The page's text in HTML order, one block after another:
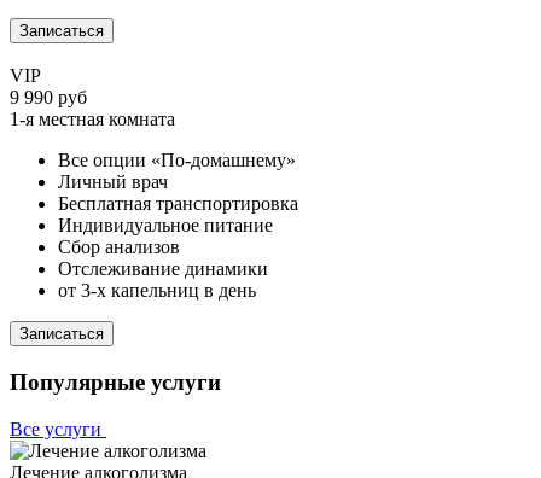
Записаться
VIP
9 990 руб
1-я местная комната
Все опции «По-домашнему»
Личный врач
Бесплатная транспортировка
Индивидуальное питание
Сбор анализов
Отслеживание динамики
от 3-х капельниц в день
Записаться
Популярные услуги
Все услуги
Лечение алкоголизма